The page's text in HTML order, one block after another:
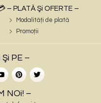
– PLATĂ Şi OFERTE –
Modalități de plată
Promoții
Şi PE –
NOi! –